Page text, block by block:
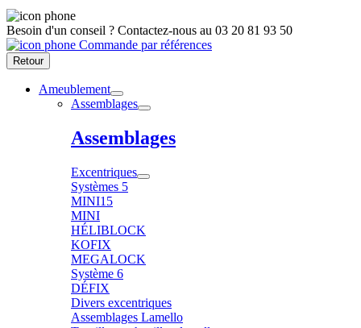
Besoin d'un conseil ? Contactez-nous au 03 20 81 93 50
Commande par références
Retour
Ameublement
Assemblages
Assemblages
Excentriques
Systèmes 5
MINI15
MINI
HÉLIBLOCK
KOFIX
MEGALOCK
Système 6
DÉFIX
Divers excentriques
Assemblages Lamello